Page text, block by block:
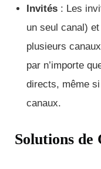
Invités : Les
un seul canal)
plusieurs
par n’importe
directs, même
canaux.
Solutions de